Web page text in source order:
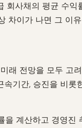
회사채의 평균 수
차이가 나면 그 이
래 전망을 모두 고
속기간, 승진을 비
을 계산하고 경영진